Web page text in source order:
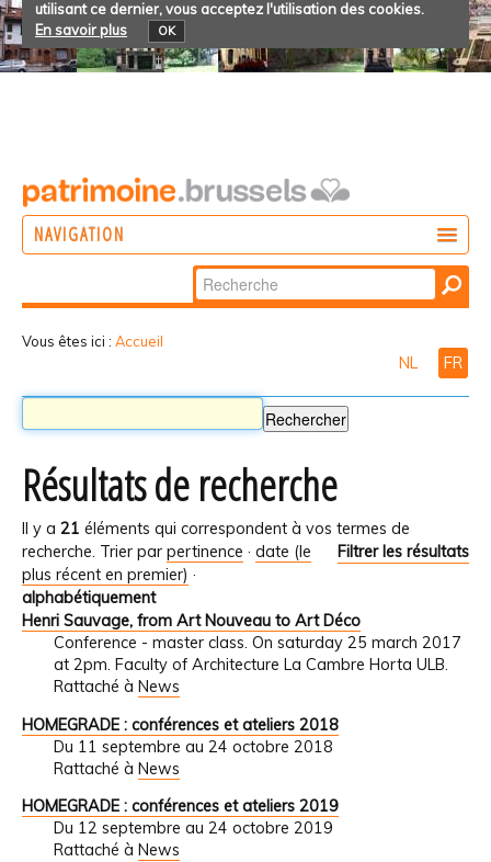
utilisant ce dernier, vous acceptez l'utilisation des cookies.
En savoir plus
OK
NAVIGATION
Chercher par
Recherche
Vous êtes ici : Accueil
NL FR
Résultats de recherche
Il y a 21 éléments qui correspondent à vos termes de
recherche.
Filtrer les résultats
Trier par pertinence · date (le
plus récent en premier) ·
alphabétiquement
Henri Sauvage, from Art Nouveau to Art Déco
Conference - master class. On saturday 25 march 2017
at 2pm. Faculty of Architecture La Cambre Horta ULB.
Rattaché à News
HOMEGRADE : conférences et ateliers 2018
Du 11 septembre au 24 octobre 2018
Rattaché à News
HOMEGRADE : conférences et ateliers 2019
Du 12 septembre au 24 octobre 2019
Rattaché à News